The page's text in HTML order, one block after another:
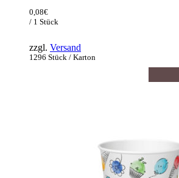
war:
129,11€
Preis
ist:
1296 Stück / Karton
0,08€
/ 1 Stück
zzgl. Versand